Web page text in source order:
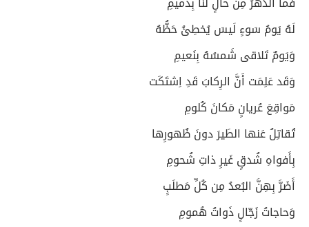
لَهُ يَومُ سَوءٍ لَيسَ يُخطِئُ حَظُّهُ
وَيَومٌ تَلاقى شَمسُهُ بِنَعيمِ
وَقَد عَلِمَت أَنَّ الرِكابَ قَدِ اِشتَكَت
مَواقِعَ عُريانٍ مَكانَ كُلومِ
تُقاتِلُ عَنها الطَيرَ دونَ ظُهورِها
بِأَفواهِ شُدقٍ غَيرِ ذاتِ شُحومِ
أَضَرَّ بِهِنَّ البُعدُ مِن كُلِّ مَطلَبٍ
وَحاجاتُ زَجّالٍ ذَواتُ هُمومِ